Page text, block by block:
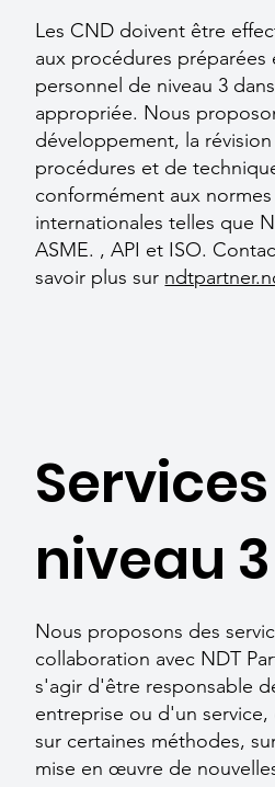
Les CND doivent être
aux procédures préparées
personnel de niveau 3
appropriée. Nous
développement, la
procédures et de
conformément aux
internationales telles que
ASME. , API et ISO.
savoir plus sur
niveau 3
Nous proposons des
collaboration avec NDT
s'agir d'être responsable
entreprise ou d'un service,
sur certaines méthodes,
mise en œuvre de